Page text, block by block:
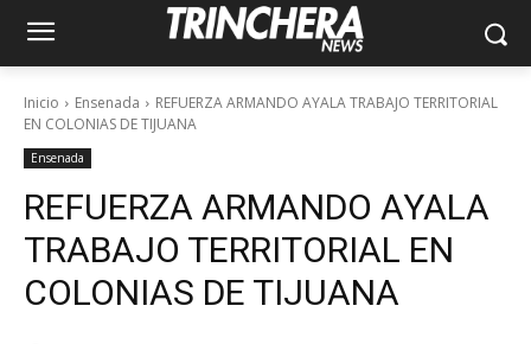
Inicio Ensenada
REFUERZA ARMANDO AYALA TRABAJO TERRITORIAL
EN COLONIAS DE TIJUANA
Ensenada
REFUERZA ARMANDO AYALA
TRABAJO TERRITORIAL EN
COLONIAS DE TIJUANA